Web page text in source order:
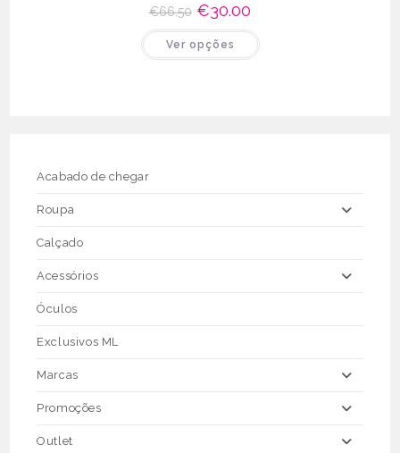
€66.50 O
preço
original
era:
€66.50.
€30.00
atual
€30.00.
Ver opções
product
Acabado de chegar
Roupa
Calçado
Acessórios
Óculos
Exclusivos ML
Marcas
Promoções
Outlet